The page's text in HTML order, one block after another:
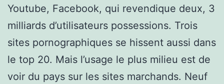
Youtube, Facebook, qui revendique deux, 3
milliards d’utilisateurs possessions. Trois
sites pornographiques se hissent aussi dans
le top 20. Mais l’usage le plus milieu est de
voir du pays sur les sites marchands. Neuf